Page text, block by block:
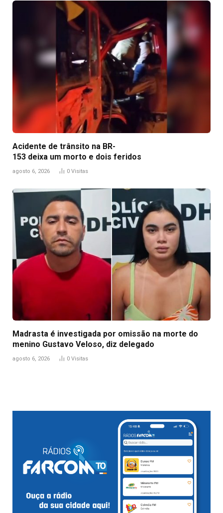
Acidente de trânsito na BR-
153 deixa um morto e dois feridos
agosto 6, 2026 0 Visitas
Madrasta é investigada por omissão na morte do
menino Gustavo Veloso, diz delegado
agosto 6, 2026 0 Visitas